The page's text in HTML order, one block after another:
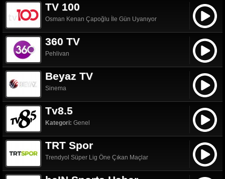
TV 100
Osman Kenan Çapoğlu İle Gün Uyanıyor
360 TV
Pehlivan
Beyaz TV
Sinema
Tv8.5
Kategori: Genel
TRT Spor
Trendyol Süper Lig Öne Çıkan Maçlar